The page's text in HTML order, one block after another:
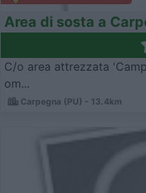
Area di sosta a
C/o area attrezzata
om...
Carpegna (PU) - 13.4km